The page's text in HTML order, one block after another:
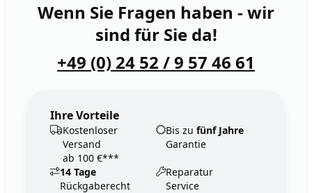
Wenn Sie Fragen haben - wir
sind für Sie da!
+49 (0) 24 52 / 9 57 46 61
Ihre Vorteile
Kostenloser
Versand
ab 100 €***
Bis zu fünf Jahre
Garantie
14 Tage
Rückgaberecht
Reparatur
Service